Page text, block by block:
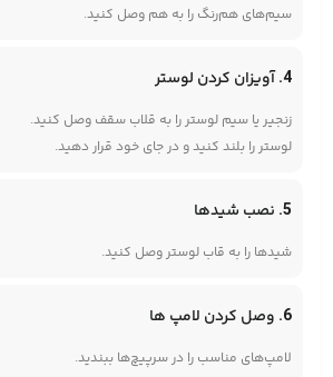
سیم‌های هم‌رنگ را به هم وصل کنید.
4. آویزان کردن لوستر
زنجیر یا سیم لوستر را به قلاب سقف وصل کنید.
لوستر را بلند کنید و در جای خود قرار دهید.
5. نصب شیدها
شیدها را به قاب لوستر وصل کنید.
6. وصل کردن لامپ ها
لامپ‌های مناسب را در سرپیچ‌ها ببندید.